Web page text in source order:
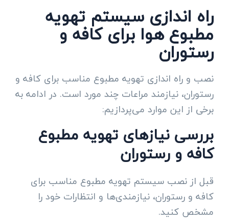
راه اندازی سیستم تهویه
مطبوع هوا برای کافه و
رستوران
نصب و راه اندازی تهویه مطبوع مناسب برای کافه و
رستوران، نیازمند مراعات چند مورد است. در ادامه به
برخی از این موارد می‌پردازیم:
بررسی نیازهای تهویه مطبوع
کافه و رستوران
قبل از نصب سیستم تهویه مطبوع مناسب برای
کافه و رستوران، نیازمندی‌ها و انتظارات خود را
مشخص کنید.